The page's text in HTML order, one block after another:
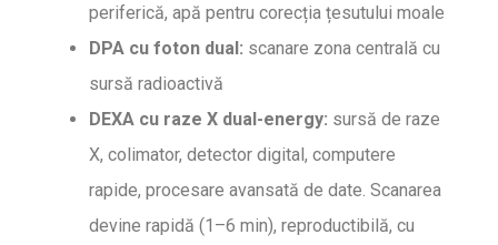
periferică, apă pentru corecția țesutului moale
DPA cu foton dual: scanare zona centrală cu
sursă radioactivă
DEXA cu raze X dual-energy: sursă de raze
X, colimator, detector digital, computere
rapide, procesare avansată de date. Scanarea
devine rapidă (1–6 min), reproductibilă, cu